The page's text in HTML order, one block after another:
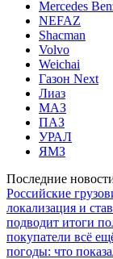
Mercedes
NEFAZ
Shacman
Volvo
Weichai
Газон Next
Лиаз
МАЗ
ПАЗ
УРАЛ
ЯМЗ
Последние
Российские
локализация и
подводит итоги
покупатели всё
погоды: что